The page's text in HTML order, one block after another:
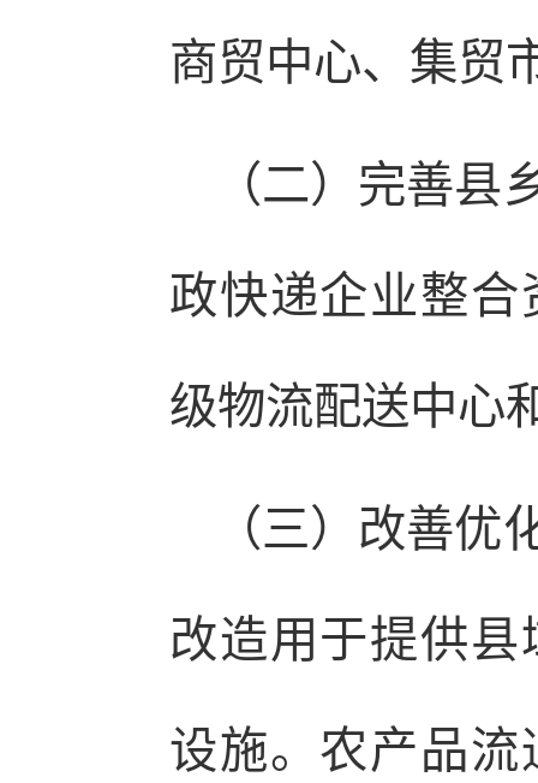
商贸中心、集贸
（二）完善
政快递企业整
级物流配送中心
（三）改善
改造用于提供
设施。农产品